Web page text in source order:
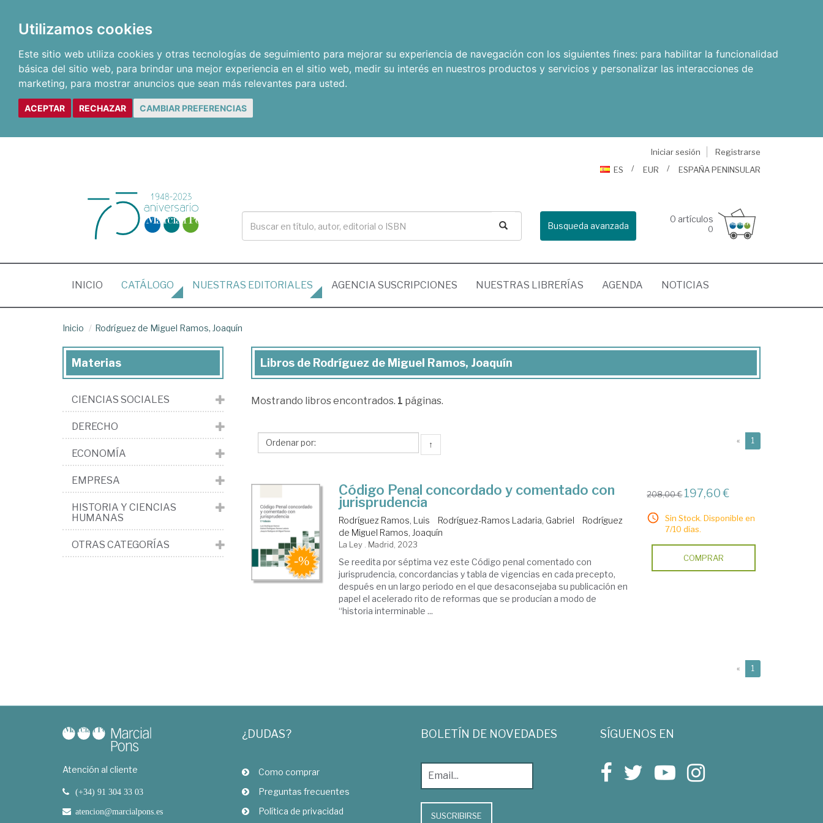
Utilizamos cookies
Este sitio web utiliza cookies y otras tecnologías de seguimiento para mejorar su experiencia de navegación con los siguientes fines: para habilitar la funcionalidad
básica del sitio web, para brindar una mejor experiencia en el sitio web, medir su interés en nuestros productos y servicios y personalizar las interacciones de
marketing, para mostrar anuncios que sean más relevantes para usted.
ACEPTAR RECHAZAR CAMBIAR PREFERENCIAS
Iniciar sesión
Registrarse
ES
EUR ESPAÑA PENINSULAR
Busqueda avanzada
0 artículos
0
INICIO (CURRENT)
CATÁLOGO NUESTRAS EDITORIALES AGENCIA SUSCRIPCIONES NUESTRAS LIBRERÍAS AGENDA NOTICIAS
Inicio Rodríguez de Miguel Ramos, Joaquín
Libros
Rodríguez
Miguel
Joaquín
Libros de Rodríguez de Miguel Ramos, Joaquín
Mostrando libros encontrados. 1 páginas.
↑ « 1
Código Penal concordado y comentado con
jurisprudencia
Rodríguez Ramos, Luis Rodríguez-Ramos Ladaria, Gabriel
Rodríguez
de Miguel Ramos, Joaquín
La Ley . Madrid, 2023
Se reedita por séptima vez este Código penal comentado con
jurisprudencia, concordancias y tabla de vigencias en cada precepto,
después en un largo periodo en el que desaconsejaba su publicación en
papel el acelerado rito de reformas que se producían a modo de
“historia interminable ...
208,00 € 197,60 €
Sin Stock. Disponible en
7/10 días.
COMPRAR
« 1
Materias
CIENCIAS SOCIALES
DERECHO
ECONOMÍA
EMPRESA
HISTORIA Y CIENCIAS
HUMANAS
OTRAS CATEGORÍAS
Atención al cliente
(+34) 91 304 33 03
atencion@marcialpons.es
¿DUDAS?
Como comprar
Preguntas frecuentes
Política de privacidad
BOLETÍN DE NOVEDADES
SUSCRIBIRSE
SÍGUENOS EN